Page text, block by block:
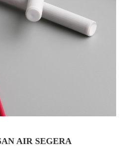
AIR SEGERA